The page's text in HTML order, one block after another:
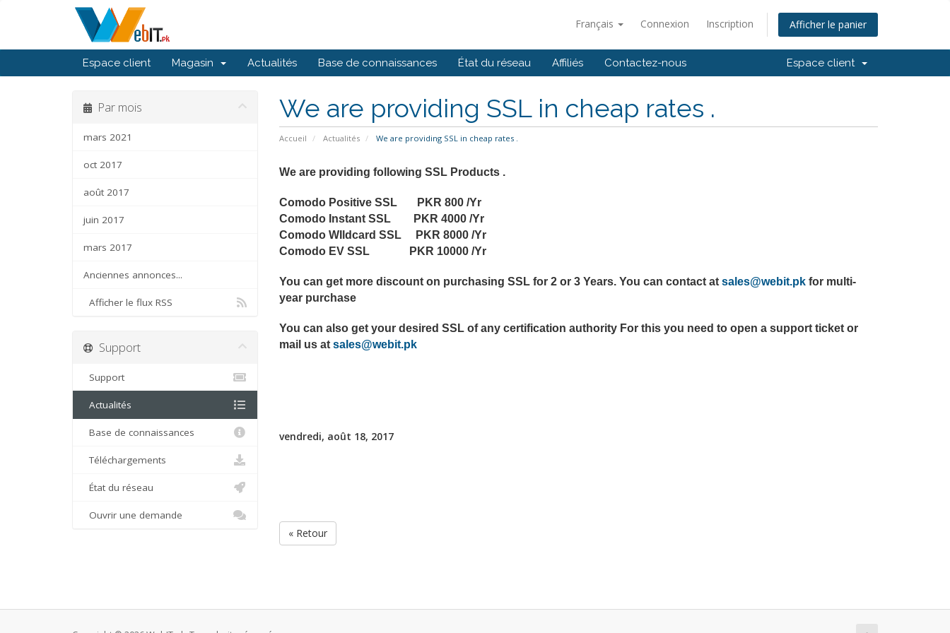
Français Connexion Inscription Afficher le panier
Espace client Magasin Actualités Base de connaissances État du réseau Affiliés Contactez-nous Espace client
We are providing SSL in cheap rates .
Accueil Actualités We are providing SSL in cheap rates .
Par mois
mars 2021
oct 2017
août 2017
juin 2017
mars 2017
Anciennes annonces...
Afficher le flux RSS
We are providing following SSL Products .
Comodo Positive SSL PKR 800 /Yr
Comodo Instant SSL PKR 4000 /Yr
Comodo WIldcard SSL PKR 8000 /Yr
Comodo EV SSL PKR 10000 /Yr
You can get more discount on purchasing SSL for 2 or 3 Years. You can contact at sales@webit.pkfor multi-
year purchase
You can also get your desired SSL of any certification authority For this you need to open a support ticket or
mail us at sales@webit.pk
vendredi, août 18, 2017
« Retour
Support
Support
Actualités
Base de connaissances
Téléchargements
État du réseau
Ouvrir une demande